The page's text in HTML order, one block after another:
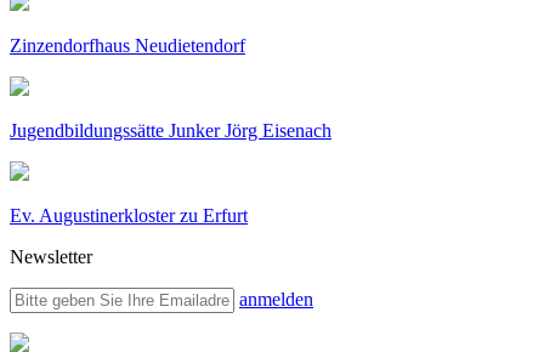
Zinzendorfhaus Neudietendorf
Jugendbildungssätte Junker Jörg Eisenach
Ev. Augustinerkloster zu Erfurt
Newsletter
anmelden